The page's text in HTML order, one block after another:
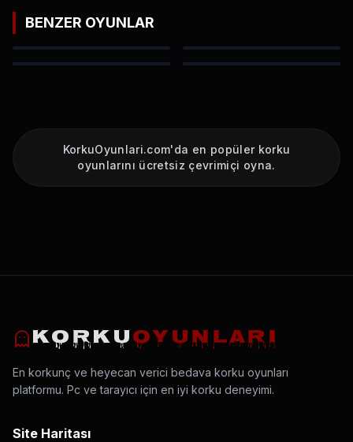
BENZER OYUNLAR
KorkuOyunlari.com'da en popüler korku
oyunlarını ücretsiz çevrimiçi oyna.
KORKUOYUNLARI
En korkunç ve heyecan verici bedava korku oyunları
platformu. Pc ve tarayıcı için en iyi korku deneyimi.
Site Haritası